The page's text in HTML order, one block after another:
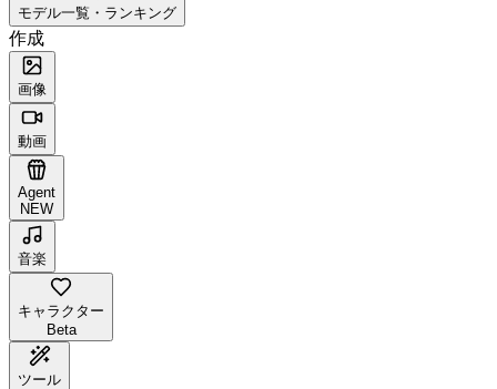
モデル一覧・ランキング
作成
画像
動画
Agent
NEW
音楽
キャラクター
Beta
ツール